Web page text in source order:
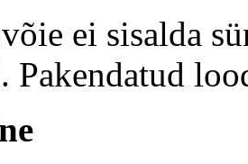
ei sisalda
Pakendatud